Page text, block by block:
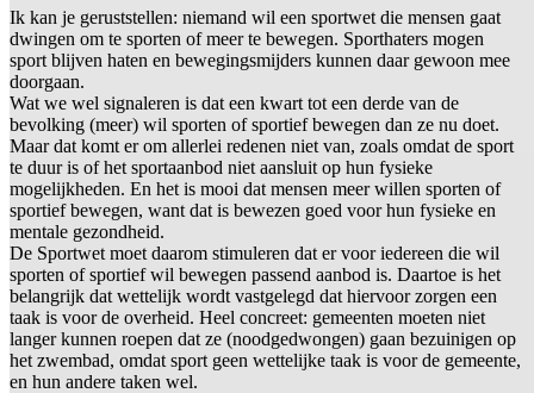
Ik kan je geruststellen: niemand wil een sportwet die mensen gaat
dwingen om te sporten of meer te bewegen. Sporthaters mogen
sport blijven haten en bewegingsmijders kunnen daar gewoon mee
doorgaan.
Wat we wel signaleren is dat een kwart tot een derde van de
bevolking (meer) wil sporten of sportief bewegen dan ze nu doet.
Maar dat komt er om allerlei redenen niet van, zoals omdat de sport
te duur is of het sportaanbod niet aansluit op hun fysieke
mogelijkheden. En het is mooi dat mensen meer willen sporten of
sportief bewegen, want dat is bewezen goed voor hun fysieke en
mentale gezondheid.
De Sportwet moet daarom stimuleren dat er voor iedereen die wil
sporten of sportief wil bewegen passend aanbod is. Daartoe is het
belangrijk dat wettelijk wordt vastgelegd dat hiervoor zorgen een
taak is voor de overheid. Heel concreet: gemeenten moeten niet
langer kunnen roepen dat ze (noodgedwongen) gaan bezuinigen op
het zwembad, omdat sport geen wettelijke taak is voor de gemeente,
en hun andere taken wel.